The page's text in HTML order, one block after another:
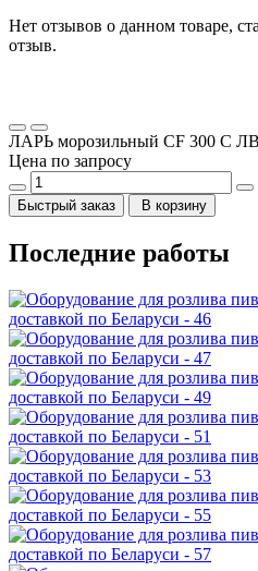
Нет отзывов о данном товаре,
отзыв.
ЛАРЬ морозильный CF 300 C
Цена по запросу
Быстрый заказ В корзину
Последние работы